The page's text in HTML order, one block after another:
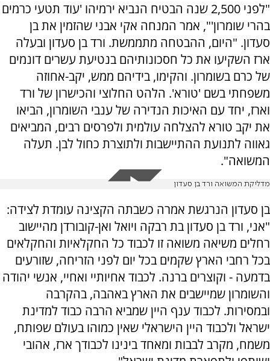
"לפני 2,500 שנה הבטיח הנביא ירמיהו 'עוד תטעי כרמים
בהרי שומרון'", אמר המנחה אקי אבני שהזמין את בן
סעדון. "היום, ההבטחה מתממשת. ורד בן סעדון ובעלה
ארז השקיעו את כל חסכונותיהם בנטיעת עשרים דונמים
של כרם בשומרון. והקימו, בידיהם ממש, יקב-אחוזה
משפחתי בשם 'טורא'. הלהט החלוצי והכישרון של ורד
וארז, יחד עם האיכות הנדירה של ענבי השומרון, הביאו
את יקב טורא להצלחה עולמית ולפרסים רבים, המביאים
גאווה לתנועת ההתיישבות ולתוצרת כחול לבן. תעלה
המשואה".
מדליקת המשואה ורד בן סעדון
בן סעדון הנרגשת אמרה כשבתה הקצינה עומדת לצידה:
"אני, ורד בן סעדון בת רבקה ויואל ואן-קובורדן מהיישוב
רחלים משיאה משואה זו לכבוד כל החקלאיות והחקלאים
בכל רחבי הארץ שקמים בכל יום לפני הזריחה, שזורעים
בדמעה - וקוצרים ברנה. לכבוד אחיותיי ואחיי, אנשי יהודה
והשומרון שמיישבים את הארץ באהבה, בהקרבה
ובמסירות. לכבוד ענף היין שמביא הרבה כבוד למדינת
ישראל ולכבוד היין הישראלי שאין כמוהו בעולם שפותח,
משמח, מקרב לבבות ומאחד בינינו לכבודך ארז, אהובי